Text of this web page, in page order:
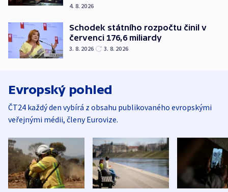
4. 8. 2026
Schodek státního rozpočtu činil v
červenci 176,6 miliardy
3. 8. 2026 3. 8. 2026
Evropský pohled
ČT24 každý den vybírá z obsahu publikovaného evropskými
veřejnými médii, členy Eurovize.